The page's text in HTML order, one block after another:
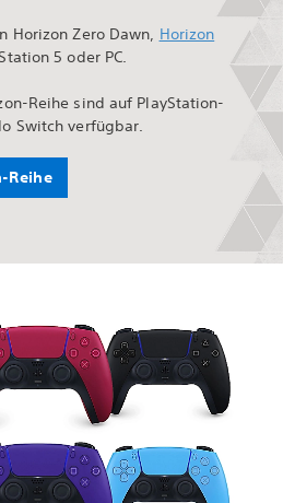
Horizon Zero Dawn, Horizon
5 oder PC.
Reihe sind auf PlayStation-
Switch verfügbar.
Reihe